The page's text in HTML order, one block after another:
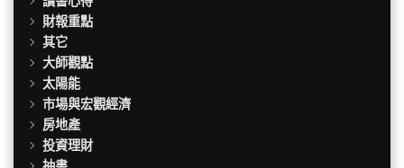
財報重點
其它
大師觀點
太陽能
市場與宏觀經濟
房地產
投資理財